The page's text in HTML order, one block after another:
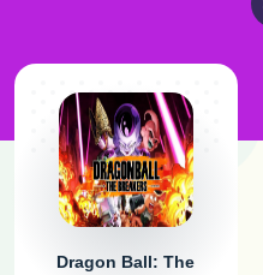
Dragon Ball: The